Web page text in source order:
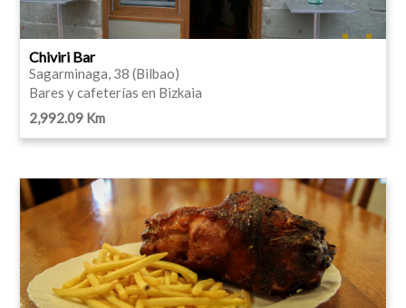
Chiviri Bar
Sagarminaga, 38 (Bilbao)
Bares y cafeterías en Bizkaia
2,992.09 Km